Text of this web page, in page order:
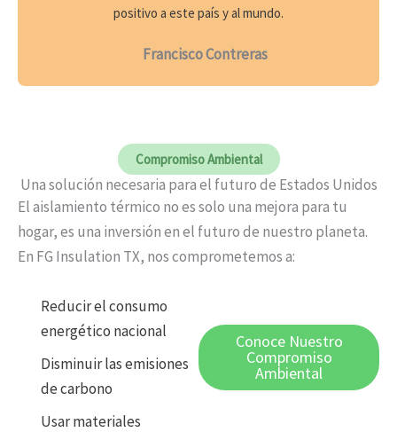
positivo a este país y al mundo.
Francisco Contreras
Compromiso Ambiental
Una solución necesaria para el futuro de Estados Unidos
El aislamiento térmico no es solo una mejora para tu
hogar, es una inversión en el futuro de nuestro planeta.
En FG Insulation TX, nos comprometemos a:
Reducir el consumo
energético nacional
Disminuir las emisiones
de carbono
Usar materiales
Conoce Nuestro
Compromiso
Ambiental